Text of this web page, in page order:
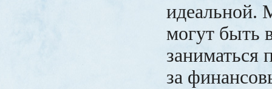
идеальной.
могут быть
заниматься
за